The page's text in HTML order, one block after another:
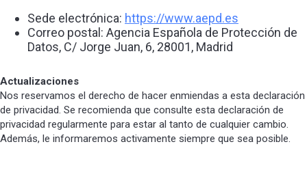
Sede electrónica: https://www.aepd.es
Correo postal: Agencia Española de Protección de
Datos, C/ Jorge Juan, 6, 28001, Madrid
Actualizaciones
Nos reservamos el derecho de hacer enmiendas a esta declaración
de privacidad. Se recomienda que consulte esta declaración de
privacidad regularmente para estar al tanto de cualquier cambio.
Además, le informaremos activamente siempre que sea posible.